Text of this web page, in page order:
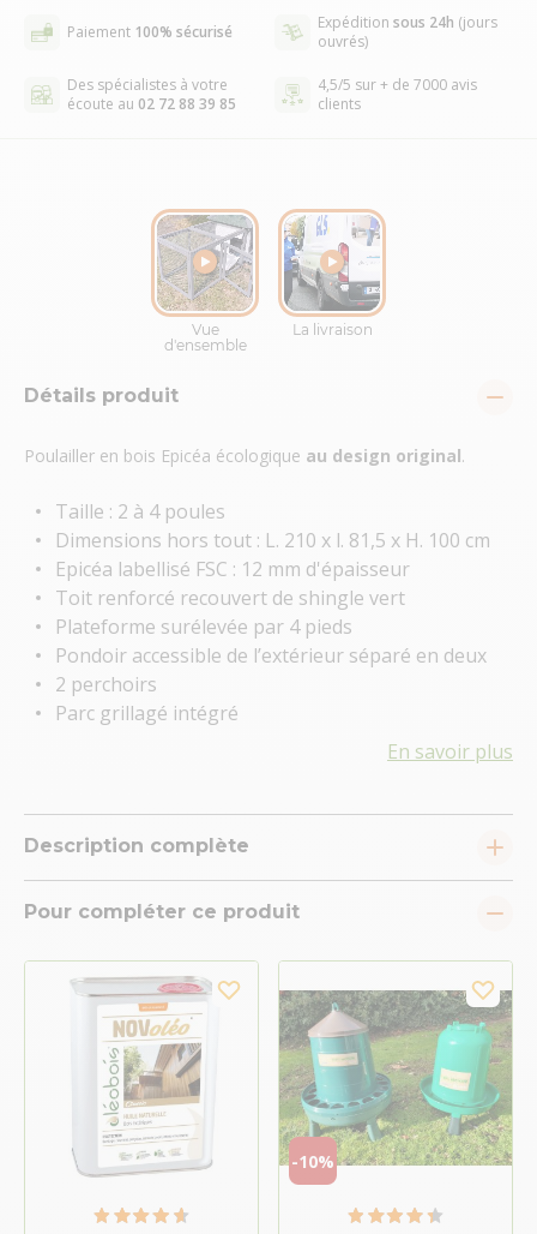
Paiement 100% sécurisé Expédition sous 24h (jours
ouvrés)
Des spécialistes à votre
écoute au 02 72 88 39 85
4,5/5 sur + de 7000 avis
clients
Détails produit
Poulailler en bois Epicéa écologique au design original.
Taille : 2 à 4 poules
Dimensions hors tout : L. 210 x l. 81,5 x H. 100 cm
Epicéa labellisé FSC : 12 mm d'épaisseur
Toit renforcé recouvert de shingle vert
Plateforme surélevée par 4 pieds
Pondoir accessible de l’extérieur séparé en deux
2 perchoirs
Parc grillagé intégré
En savoir plus
Description complète
Pour compléter ce produit
-10%